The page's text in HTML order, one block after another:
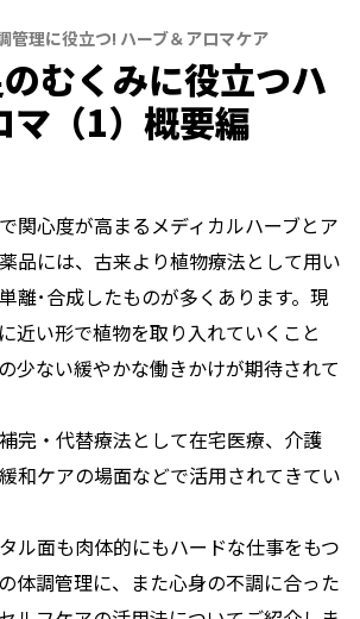
管理に役立つ! ハーブ＆アロマケア
むくみに役立つハ
マ（1）概要編
関心度が高まるメディカルハーブとア
品には、古来より植物療法として用い
離･合成したものが多くあります。現
近い形で植物を取り入れていくこと
少ない緩やかな働きかけが期待されて
完・代替療法として在宅医療、介護
和ケアの場面などで活用されてきてい
ル面も肉体的にもハードな仕事をもつ
体調管理に、また心身の不調に合った